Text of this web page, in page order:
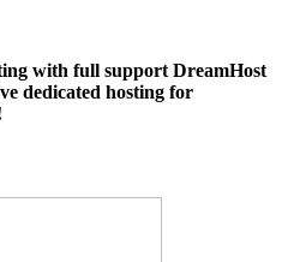
with full support DreamHost
dedicated hosting for